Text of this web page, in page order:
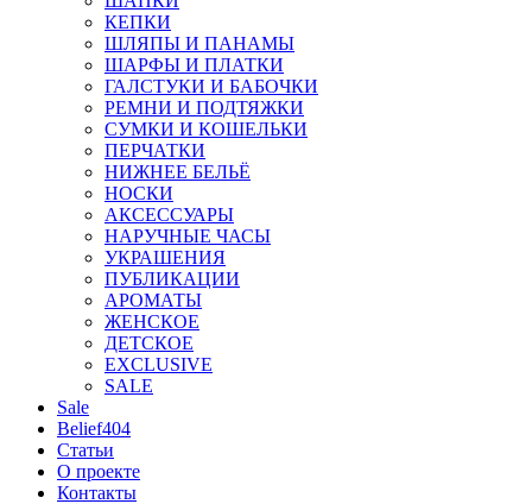
КЕПКИ
ШЛЯПЫ И ПАНАМЫ
ШАРФЫ И ПЛАТКИ
ГАЛСТУКИ И БАБОЧКИ
РЕМНИ И ПОДТЯЖКИ
СУМКИ И КОШЕЛЬКИ
ПЕРЧАТКИ
НИЖНЕЕ БЕЛЬЁ
НОСКИ
АКСЕССУАРЫ
НАРУЧНЫЕ ЧАСЫ
УКРАШЕНИЯ
ПУБЛИКАЦИИ
АРОМАТЫ
ЖЕНСКОЕ
ДЕТСКОЕ
EXCLUSIVE
SALE
Sale
Belief404
Статьи
О проекте
Контакты